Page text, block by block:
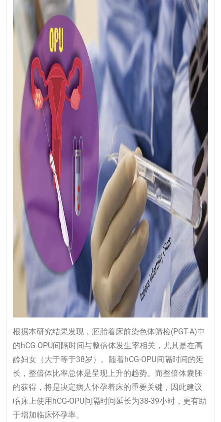
根据本研究结果发现，胚胎着床前染色体筛检(PGT-A)中
的hCG-OPU间隔时间与整倍体发生率相关，尤其是在高
龄妇女（大于等于38岁）。随着hCG-OPU间隔时间的延
长，整倍体比率总体是呈现上升的趋势。而整倍体囊胚
的获得，将是决定病人怀孕着床的重要关键，因此建议
临床上使用hCG-OPU间隔时间延长为38-39小时，更有助
于增加临床怀孕率。